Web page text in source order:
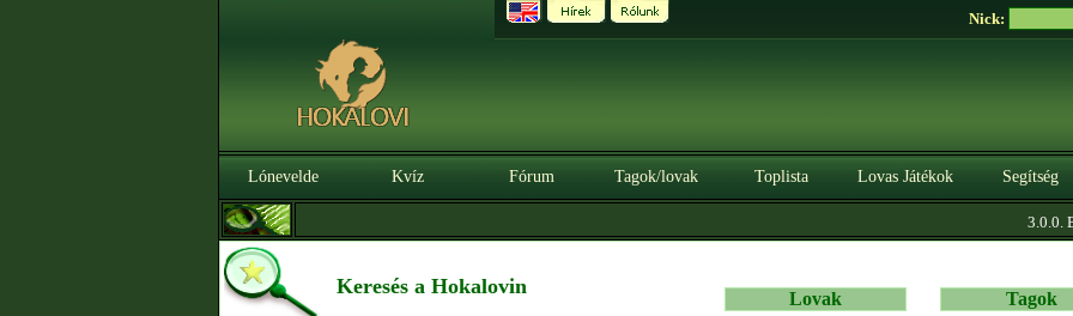
Nick:
Lónevelde Kvíz Fórum Tagok/lovak Toplista Lovas Játékok Segítség
3.0.0.
Keresés a Hokalovin
Lovak Tagok